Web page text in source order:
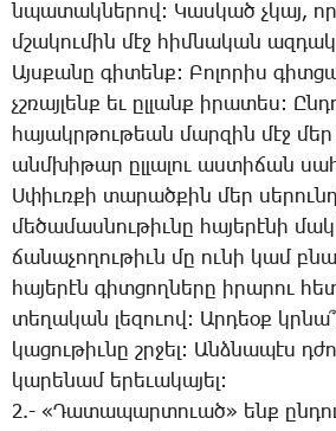
նպա­տակ­նե­րով: ­Կաս­կած չկայ,
մշա­կու­մին մէջ հիմ­նա­կան
Այս­քա­նը գի­տենք: ­Բո­լո­րիս
չշռայ­լենք եւ ըլ­լանք ի­րա­տես:
հա­յակր­թու­թեան մար­զին մէջ մեր
անմ­խի­թար ըլ­լա­լու աս­տի­ճան
Ս­փիւռ­քի տա­րած­քին մեր
մե­ծա­մաս­նու­թիւ­նը հա­յե­րէ­նի
ճա­նա­չո­ղու­թիւն մը ու­նի կամ
հա­յե­րէն գիտ­ցող­նե­րը ի­րա­րու
տե­ղա­կան լե­զո­ւով: Ար­դեօք
կա­ցու­թիւ­նը շրջել: Անձ­նա­պէս
կա­րե­նամ ե­րե­ւա­կա­յել:
2.- «­Դա­տա­պար­տո­ւած» ենք